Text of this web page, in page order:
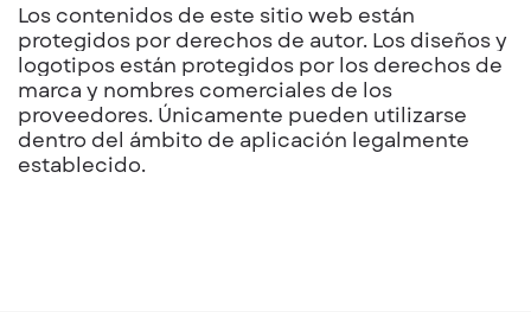
Los contenidos de este sitio web están
protegidos por derechos de autor. Los diseños y
logotipos están protegidos por los derechos de
marca y nombres comerciales de los
proveedores. Únicamente pueden utilizarse
dentro del ámbito de aplicación legalmente
establecido.